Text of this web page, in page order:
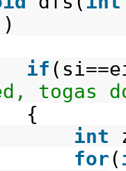
if
togas
int
for(